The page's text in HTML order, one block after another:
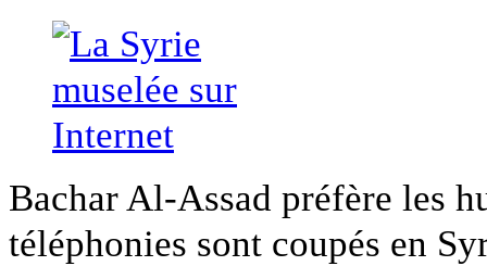
Bachar Al-Assad préfère les
téléphonies sont coupés en